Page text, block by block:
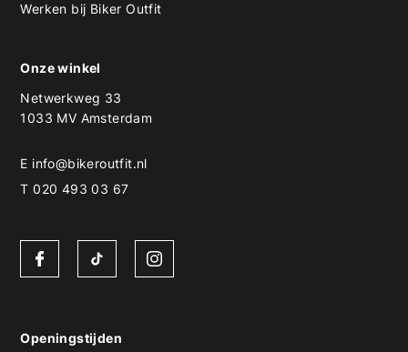
Werken bij Biker Outfit
Onze winkel
Netwerkweg 33
1033 MV Amsterdam
E info@bikeroutfit.nl
T 020 493 03 67
Openingstijden